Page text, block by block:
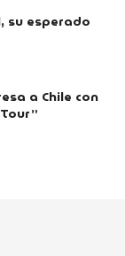
su esperado
a Chile con